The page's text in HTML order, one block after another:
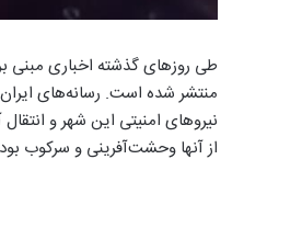
نیروهای امنیتی این شهر و
از آنها وحشت‌آفرینی و سرکوب